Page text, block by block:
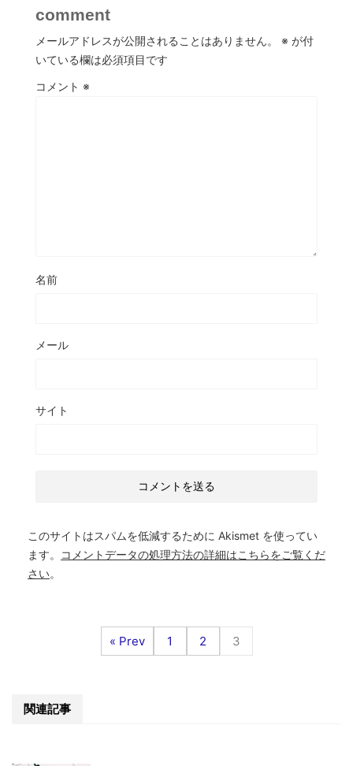
comment
メールアドレスが公開されることはありません。 ※ が付
いている欄は必須項目です
コメント ※
名前
メール
サイト
このサイトはスパムを低減するために Akismet を使ってい
ます。
コメントデータの処理方法の詳細はこちらをご覧くだ
さい。
« Prev 1 2 3
関連記事